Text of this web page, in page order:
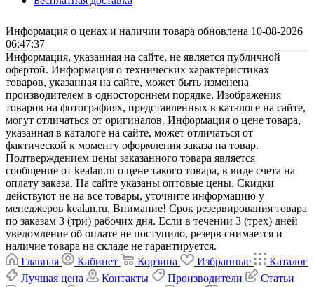
Информация о ценах и наличии товара обновлена 10-08-2026
06:47:37
Информация, указанная на сайте, не является публичной
офертой. Информация о технических характеристиках
товаров, указанная на сайте, может быть изменена
производителем в одностороннем порядке. Изображения
товаров на фотографиях, представленных в каталоге на сайте,
могут отличаться от оригиналов. Информация о цене товара,
указанная в каталоге на сайте, может отличаться от
фактической к моменту оформления заказа на товар.
Подтверждением цены заказанного товара является
сообщение от kealan.ru о цене такого товара, в виде счета на
оплату заказа. На сайте указаны оптовые цены. Скидки
действуют не на все товары, уточните информацию у
менеджеров kealan.ru. Внимание! Срок резервирования товара
по заказам 3 (три) рабочих дня. Если в течении 3 (трех) дней
уведомление об оплате не поступило, резерв снимается и
наличие товара на складе не гарантируется.
Главная
Кабинет Корзина Избранные
Каталог
Лучшая цена
Контакты Производители
Статьи